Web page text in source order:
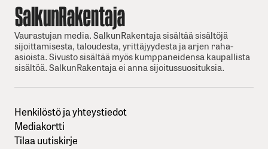
Vaurastujan media. SalkunRakentaja sisältää sisältöjä
sijoittamisesta, taloudesta, yrittäjyydesta ja arjen raha-
asioista. Sivusto sisältää myös kumppaneidensa kaupallista
sisältöä. SalkunRakentaja ei anna sijoitussuosituksia.
Henkilöstö ja yhteystiedot
Mediakortti
Tilaa uutiskirje